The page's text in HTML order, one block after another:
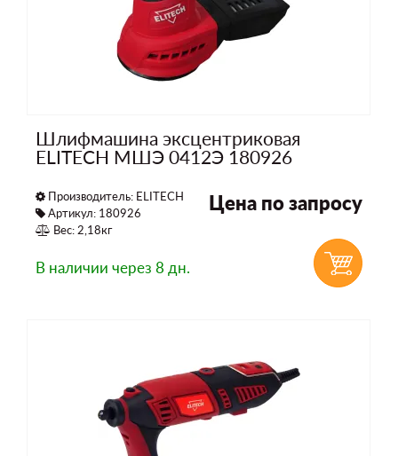
Шлифмашина эксцентриковая
ELITECH МШЭ 0412Э 180926
Производитель: ELITECH
Артикул: 180926
Вес: 2,18кг
Цена по запросу
В наличии через 8 дн.